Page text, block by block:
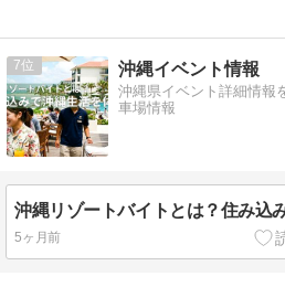
7 沖縄イベント情報
沖縄県イベント詳細情報
車場情報
5ヶ月前